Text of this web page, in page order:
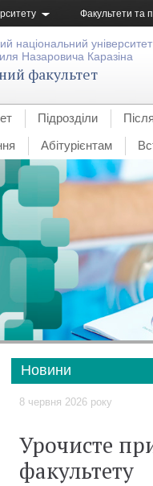
Факультети та
національний університет
Назаровича Каразіна
факультет
Підрозділи
Абітурієнтам
Новини
8 червня 2026 року
Урочисте
факультету